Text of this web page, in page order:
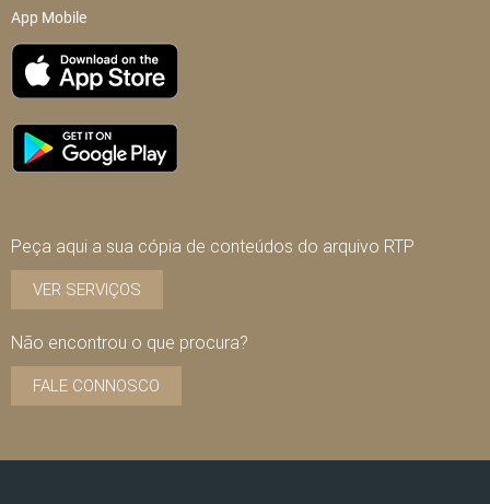
App Mobile
Peça aqui a sua cópia de conteúdos do arquivo RTP
VER SERVIÇOS
Não encontrou o que procura?
FALE CONNOSCO